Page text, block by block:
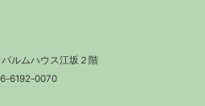
ルムハウス江坂２階
6192-0070